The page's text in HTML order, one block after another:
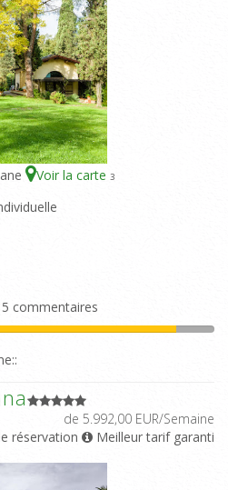
Voir la carte 3
commentaires
de 5.992,00 EUR/Semaine
réservation
Meilleur tarif garanti